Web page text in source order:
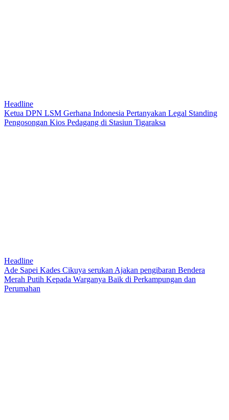
Headline
Ketua DPN LSM Gerhana Indonesia Pertanyakan Legal Standing
Pengosongan Kios Pedagang di Stasiun Tigaraksa
Headline
Ade Sapei Kades Cikuya serukan Ajakan pengibaran Bendera
Merah Putih Kepada Warganya Baik di Perkampungan dan
Perumahan